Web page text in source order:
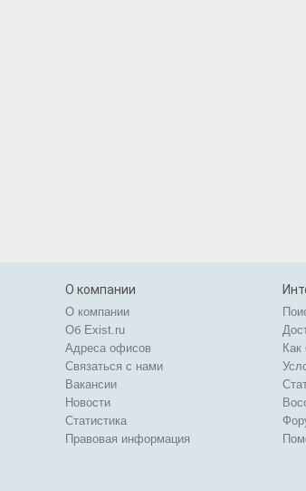
О компании
О компании
Об Exist.ru
Адреса офисов
Связаться с нами
Вакансии
Новости
Статистика
Правовая информация
Как